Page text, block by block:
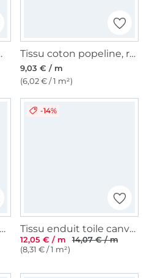
blanc cassé Tissu coton popeline, rouille
9,03 € / m
(6,02 € / 1 m²)
Tissu coton cretonne, noir
-14%
Tissu enduit toile canvas Stripes, bleu denim
12,05 € / m
14,07 € / m
(8,31 € / 1 m²)